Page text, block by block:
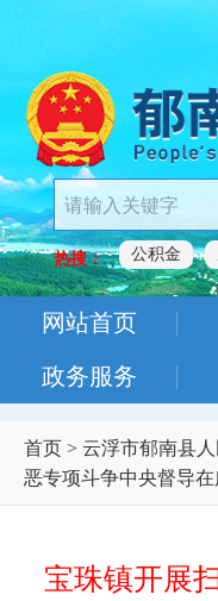
热搜： 公积金
网站首页
政务服务
首页 > 云浮市郁南县
恶专项斗争中央督导
宝珠镇开展